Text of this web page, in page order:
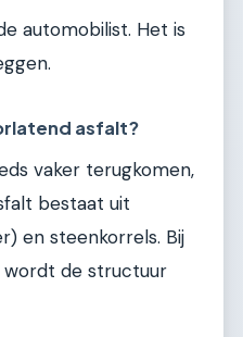
automobilist. Het is
asfalt?
vaker terugkomen,
bestaat uit
en steenkorrels. Bij
de structuur